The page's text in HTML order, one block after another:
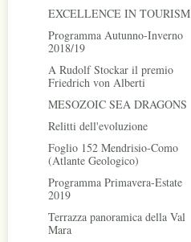
EXCELLENCE IN TOURISM
Programma Autunno-Inverno
2018/19
A Rudolf Stockar il premio
Friedrich von Alberti
MESOZOIC SEA DRAGONS
Relitti dell'evoluzione
Foglio 152 Mendrisio-Como
(Atlante Geologico)
Programma Primavera-Estate
2019
Terrazza panoramica della Val
Mara